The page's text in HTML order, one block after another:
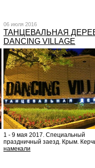
06 июля 2016
ТАНЦЕВАЛЬНАЯ
DANCING VILLAGE
1 - 9 мая 2017. Специальный
праздничный заезд. Крым.
намекали